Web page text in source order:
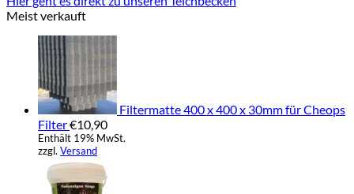
Meist verkauft
Filtermatte 400 x 400 x 30mm für Cheops
Filter€10,90
Enthält 19% MwSt.
zzgl. Versand